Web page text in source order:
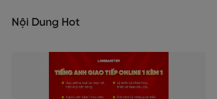
Nội Dung Hot